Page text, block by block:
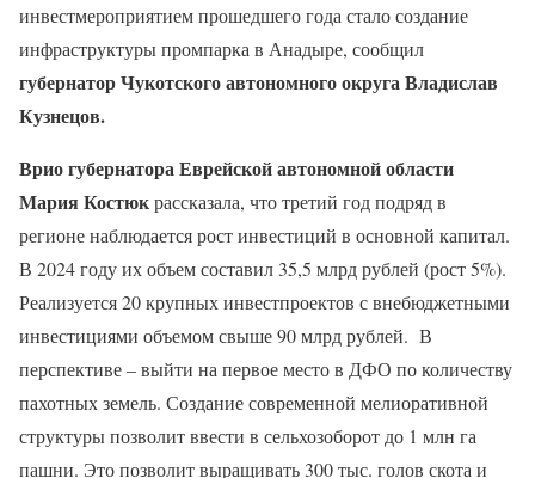
инвестмероприятием прошедшего года стало создание
инфраструктуры промпарка в Анадыре, сообщил
губернатор Чукотского автономного округа Владислав
Кузнецов.
Врио губернатора Еврейской автономной области
Мария Костюкрассказала, что третий год подряд в
регионе наблюдается рост инвестиций в основной капитал.
В 2024 году их объем составил 35,5 млрд рублей (рост 5%).
Реализуется 20 крупных инвестпроектов с внебюджетными
инвестициями объемом свыше 90 млрд рублей. В
перспективе – выйти на первое место в ДФО по количеству
пахотных земель. Создание современной мелиоративной
структуры позволит ввести в сельхозоборот до 1 млн га
пашни. Это позволит выращивать 300 тыс. голов скота и